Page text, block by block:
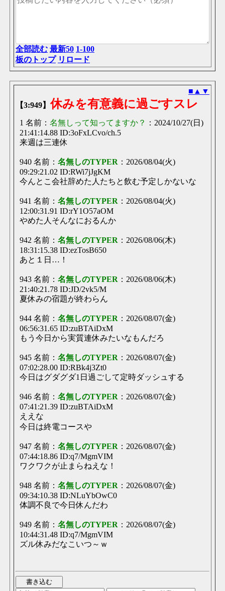
かわええええええ
1日
【ΤΥΡΕ中央職場】
過疎過疎や
TYPE夏のボーナス部2026
転職したばっかりだから少なかった
1日
【ΤΥΡΕ中央職場】
すげえ！
1日
わざわざスレ立てるまでもないこともかいて
1日
【ΤΥΡΕ中央職場】
すごきもちわるｗ
1日
冥王星ゲームスレ
【ΤΥΡΕ中央職場】
えーまじ？俺もiPhoneだけどキーボード出てくるぞ
そう、もうずっと使ってる「ドコモの」って何やねん
1日
わざわざスレ立てるまでもないこともかいて
住信SBIネット銀行使ってたの？
1762点
1日
わざわざスレ立てるまでもないこともかいて
銀行変えたいけどしんどいな
1日
冥王星ゲームスレ
1日
【ΤΥΡΕ中央職場】
1日
【ΤΥΡΕ中央職場】
昨日が充実しても書き込む内容がない
テスト
1日
【ΤΥΡΕ中央職場】
店長からのお知らせ サラダバーはトイレ内に移設しました
1日
【ΤΥΡΕ中央職場】
２０１２年５月１０日 メルマガ創設記念号
サラエボ、な
サブイボ
2日
【サーバー移行が完了しました】
> メイドさん呼ぶとクイック書き込みの書き込み先プルダウンがラリって選
択できなるこれAndroidのfirefox...
2日
【サーバー移行が完了しました】
チャット風すげえええ
2日
【サーバー移行が完了しました】
てかチャンネル機能復活したいな
2日
【サーバー移行が完了しました】
全部読む 最新50 1-100
板のトップ リロード
■ ▲ ▼
【3:949】休みを有意義に過ごすスレ
1 名前： 名無しって知ってますか？
：2024/10/27(日)
21:41:14.88 ID:3oFxLCvo/ch.5
来週は三連休
940 名前： 名無しのTYPER ：2026/08/04(火)
09:29:21.02 ID:RWi7jJgKM
今んとこ会社辞めた人たちと飲む予定しかないな
941 名前： 名無しのTYPER ：2026/08/04(火)
12:00:31.91 ID:rY1O57aOM
やめた人そんなにおるんか
942 名前： 名無しのTYPER ：2026/08/06(木)
18:31:15.38 ID:ezTosB650
あと１日…！
943 名前： 名無しのTYPER ：2026/08/06(木)
21:40:21.78 ID:JD/2vk5/M
夏休みの宿題が終わらん
944 名前： 名無しのTYPER ：2026/08/07(金)
06:56:31.65 ID:zuBTAiDxM
もう今日から実質連休みたいなもんだろ
945 名前： 名無しのTYPER ：2026/08/07(金)
07:02:28.00 ID:RBk4j3Zt0
今日はグダグダ1日過ごして定時ダッシュする
946 名前： 名無しのTYPER ：2026/08/07(金)
07:41:21.39 ID:zuBTAiDxM
ええな
今日は終電コースや
947 名前： 名無しのTYPER ：2026/08/07(金)
07:44:18.86 ID:q7/MgmVIM
ワクワクが止まらねえな！
948 名前： 名無しのTYPER ：2026/08/07(金)
09:34:10.38 ID:NLuYbOwC0
体調不良で今日休んだわ
949 名前： 名無しのTYPER ：2026/08/07(金)
10:44:31.48 ID:q7/MgmVIM
ズル休みだなこいつ～ｗ